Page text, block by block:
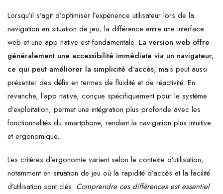
Lorsqu’il s’agit d’optimiser l’expérience utilisateur lors de la
navigation en situation de jeu, la différence entre une interface
web et une app native est fondamentale. La version web offre
généralement une accessibilité immédiate via un navigateur,
ce qui peut améliorer la simplicité d’accès, mais peut aussi
présenter des défis en termes de fluidité et de réactivité. En
revanche, l’app native, conçue spécifiquement pour le système
d’exploitation, permet une intégration plus profonde avec les
fonctionnalités du smartphone, rendant la navigation plus intuitive
et ergonomique.
Les critères d’ergonomie varient selon le contexte d’utilisation,
notamment en situation de jeu où la rapidité d’accès et la facilité
d’utilisation sont clés. Comprendre ces différences est essentiel